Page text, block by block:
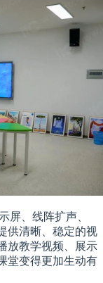
屏、线阵扩声、
供清晰、稳定的视
放教学视频、展示
堂变得更加生动有